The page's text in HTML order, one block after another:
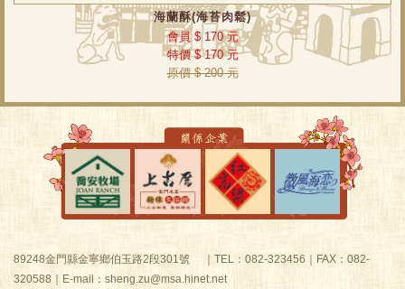
海蘭酥(海苔肉鬆)
會員 $ 170 元
特價 $ 170 元
原價 $ 200 元
89248金門縣金寧鄉伯玉路2段301號 ｜TEL：082-323456｜FAX：082-
320588｜E-mail：sheng.zu@msa.hinet.net